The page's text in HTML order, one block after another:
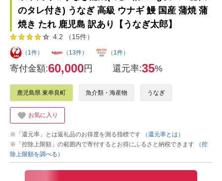
のタレ付き) うなぎ 高級 ウナギ 鰻 国産 蒲焼 蒲
焼き たれ 鹿児島 訳あり【うなぎ太郎】
4.2 （15件）
（1件） （13件） （1件）
寄付金額:60,000円 還元率:35%
鹿児島県 東串良町 魚介類・海産物 うなぎ
お気に入り
※「還元率」とは返礼品のお得度を測る指標です
（還元率とは）
※「控除上限額」の範囲内で寄付するとお得にふるさと納税できます
（控
除上限額を調べる）